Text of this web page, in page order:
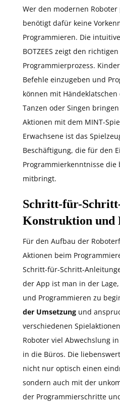
Wer den modernen
benötigt dafür keine
Programmieren. Die
BOTZEES zeigt den
Programmierprozess.
Befehle einzugeben und
können mit Händeklatschen
Tanzen oder Singen
Aktionen mit dem MINT-
Erwachsene ist das
Beschäftigung, die für den
Programmierkenntnisse die
mitbringt.
Schritt-für-
Konstruktion und
Für den Aufbau der
Aktionen beim
Schritt-für-Schritt-
der App ist man in der
und Programmieren zu
der Umsetzung und
verschiedenen
Roboter viel Abwechslung
in die Büros. Die
nicht nur optisch einen
sondern auch mit der
der Programmierschritte